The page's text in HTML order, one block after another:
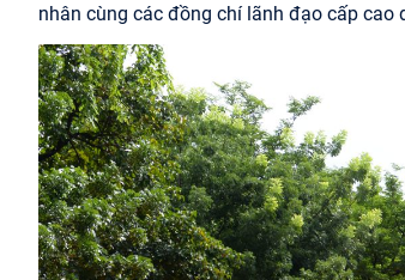
nhân cùng các đồng chí lãnh đạo cấp